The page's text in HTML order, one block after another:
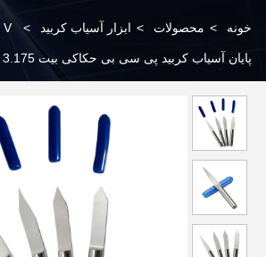
خونه > محصولات > ابزار آسیاب کربید >
پایان آسیاب کربید پی سی بی حکاکی بیت 3.175 Shank